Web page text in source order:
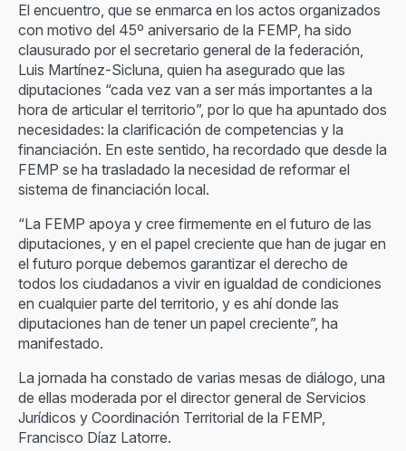
El encuentro, que se enmarca en los actos organizados
con motivo del 45º aniversario de la FEMP, ha sido
clausurado por el secretario general de la federación,
Luis Martínez-Sicluna, quien ha asegurado que las
diputaciones “cada vez van a ser más importantes a la
hora de articular el territorio”, por lo que ha apuntado dos
necesidades: la clarificación de competencias y la
financiación. En este sentido, ha recordado que desde la
FEMP se ha trasladado la necesidad de reformar el
sistema de financiación local.
“La FEMP apoya y cree firmemente en el futuro de las
diputaciones, y en el papel creciente que han de jugar en
el futuro porque debemos garantizar el derecho de
todos los ciudadanos a vivir en igualdad de condiciones
en cualquier parte del territorio, y es ahí donde las
diputaciones han de tener un papel creciente”, ha
manifestado.
La jornada ha constado de varias mesas de diálogo, una
de ellas moderada por el director general de Servicios
Jurídicos y Coordinación Territorial de la FEMP,
Francisco Díaz Latorre.